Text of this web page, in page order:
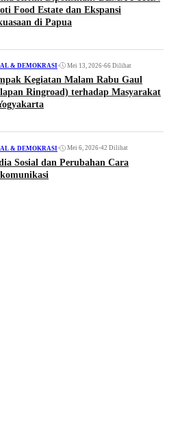
Food Estate dan Ekspansi
di Papua
& DEMOKRASI • Mei 13, 2026•66 Dilihat
Kegiatan Malam Rabu Gaul
Ringroad) terhadap Masyarakat
& DEMOKRASI • Mei 6, 2026•42 Dilihat
Sosial dan Perubahan Cara